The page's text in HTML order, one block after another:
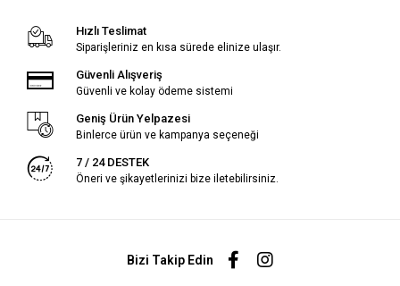
Hızlı Teslimat
Siparişleriniz en kısa sürede elinize ulaşır.
Güvenli Alışveriş
Güvenli ve kolay ödeme sistemi
Geniş Ürün Yelpazesi
Binlerce ürün ve kampanya seçeneği
7 / 24 DESTEK
Öneri ve şikayetlerinizi bize iletebilirsiniz.
Bizi Takip Edin